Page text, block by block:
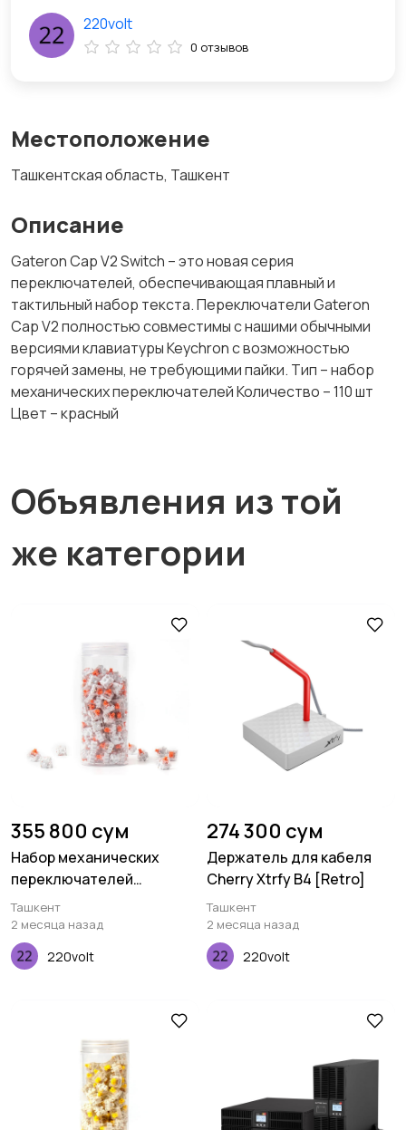
Местоположение
Ташкентская область, Ташкент
Описание
Gateron Cap V2 Switch – это новая серия
переключателей, обеспечивающая плавный и
тактильный набор текста. Переключатели Gateron
Cap V2 полностью совместимы с нашими обычными
версиями клавиатуры Keychron с возможностью
горячей замены, не требующими пайки. Тип – набор
механических переключателей Количество – 110 шт
Цвет – красный
220volt
0 отзывов
Объявления из той
же категории
355 800 сум
Набор механических
переключателей
Keychron K Pro Silent Red,
110 pcs
Ташкент
2 месяца назад
220volt
274 300 сум
Держатель для кабеля
Cherry Xtrfy B4 [Retro]
Ташкент
2 месяца назад
220volt